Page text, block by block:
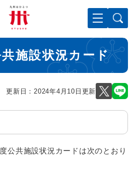
を飛ばして本文へ
施設状況カード
更新日：2024年4月10日更新
公共施設状況カードは次のとおり